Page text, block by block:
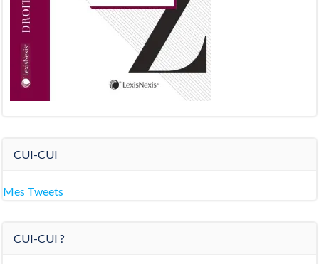
CUI-CUI
Mes Tweets
CUI-CUI ?